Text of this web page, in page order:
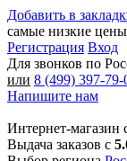
Добавить в
самые низкие
Регистрация Вход
Для звонков по
или 8 (499) 397-79-
Напишите нам
Интернет-магазин
Выдача заказов с